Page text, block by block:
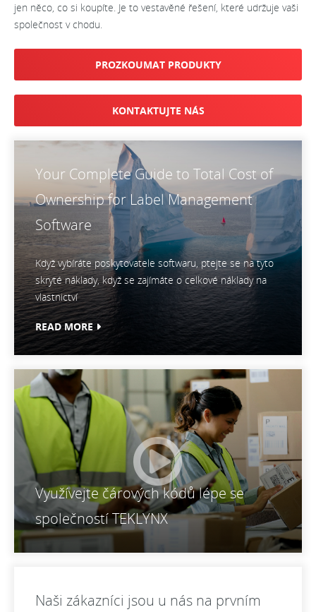
jen něco, co si koupíte. Je to vestavěné řešení, které udržuje vaši
společnost v chodu.
PROZKOUMAT PRODUKTY
KONTAKTUJTE NÁS
Your Complete Guide to Total Cost of
Ownership for Label Management
Software
Když vybíráte poskytovatele softwaru, ptejte se na tyto
skryté náklady, když se zajímáte o celkové náklady na
vlastnictví
READ MORE
Využívejte čárových kódů lépe se
společností TEKLYNX
Naši zákazníci jsou u nás na prvním